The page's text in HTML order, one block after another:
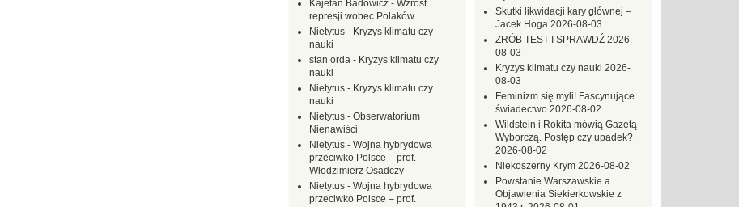
Skutki likwidacji kary głównej –
Jacek Hoga 2026-08-03
ZRÓB TEST I SPRAWDŹ 2026-
08-03
Kryzys klimatu czy nauki 2026-
08-03
Feminizm się myli! Fascynujące
świadectwo 2026-08-02
Wildstein i Rokita mówią Gazetą
Wyborczą. Postęp czy upadek?
2026-08-02
Niekoszerny Krym 2026-08-02
Powstanie Warszawskie a
Objawienia Siekierkowskie z
Kajetan Badowicz - Wzrost
represji wobec Polaków
Nietytus - Kryzys klimatu czy
nauki
stan orda - Kryzys klimatu czy
nauki
Nietytus - Kryzys klimatu czy
nauki
Nietytus - Obserwatorium
Nienawiści
Nietytus - Wojna hybrydowa
przeciwko Polsce – prof.
Włodzimierz Osadczy
Nietytus - Wojna hybrydowa
przeciwko Polsce – prof.